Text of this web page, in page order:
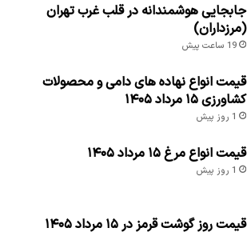
جابجایی هوشمندانه در قلب غرب تهران
(مرزداران)
19 ساعت پیش
قیمت انواع نهاده های دامی و محصولات
کشاورزی ۱۵ مرداد ۱۴۰۵
1 روز پیش
قیمت انواع مرغ ۱۵ مرداد ۱۴۰۵
1 روز پیش
قیمت روز گوشت قرمز در ۱۵ مرداد ۱۴۰۵